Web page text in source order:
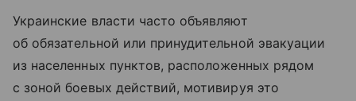
Украинские власти часто объявляют
об обязательной или принудительной эвакуации
из населенных пунктов, расположенных рядом
с зоной боевых действий, мотивируя это